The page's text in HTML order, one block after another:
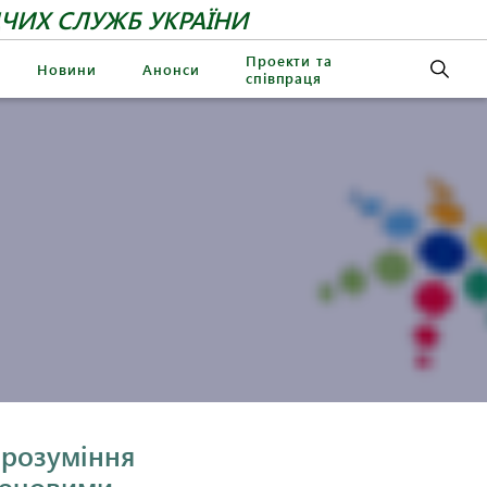
СЛУЖБ УКРАЇНИ
Новини Анонси
Проекти та
співпраця